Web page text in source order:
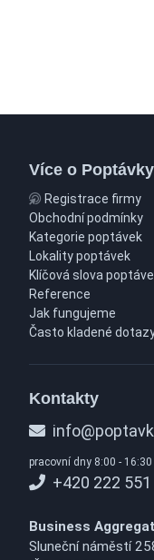
Více o
Registrace firmy
Obchodní podmínky
Kategorie poptávek
Lokality poptávek
Klíčová slova
Reference
Jak fungujeme
Často kladené
Kontakty
pracovní dny 8:00 - 16:30
+420 222
Business
Sluneční náměstí